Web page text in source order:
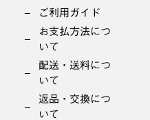
ご利用ガイド
お支払方法につ
いて
配送・送料につ
いて
返品・交換につ
いて